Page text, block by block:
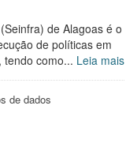
de Alagoas é o
de políticas em
tendo como... Leia mais
de dados